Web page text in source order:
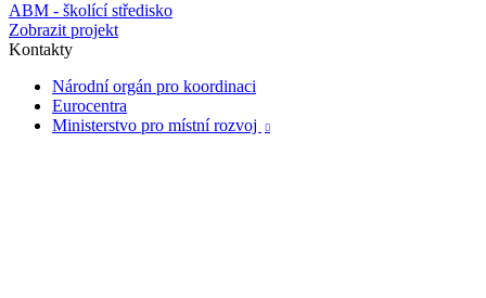
ABM - školící středisko
Zobrazit projekt
Kontakty
Národní orgán pro koordinaci
Eurocentra
Ministerstvo pro místní rozvoj
